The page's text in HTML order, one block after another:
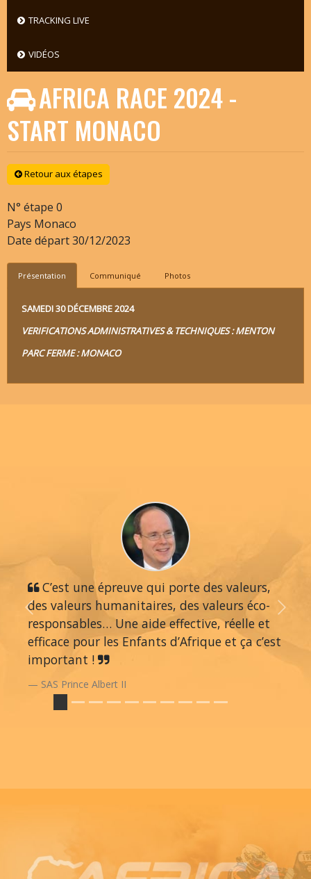
TRACKING LIVE
VIDÉOS
AFRICA RACE 2024 -
START MONACO
Retour aux étapes
N° étape 0
Pays Monaco
Date départ30/12/2023
Présentation Communiqué Photos
SAMEDI 30 DÉCEMBRE 2024
VERIFICATIONS ADMINISTRATIVES & TECHNIQUES : MENTON
PARC FERME : MONACO
C’est une épreuve qui porte des valeurs,
des valeurs humanitaires, des valeurs éco-
responsables… Une aide effective, réelle et
efficace pour les Enfants d’Afrique et ça c’est
important !
SAS Prince Albert II
Previous Next